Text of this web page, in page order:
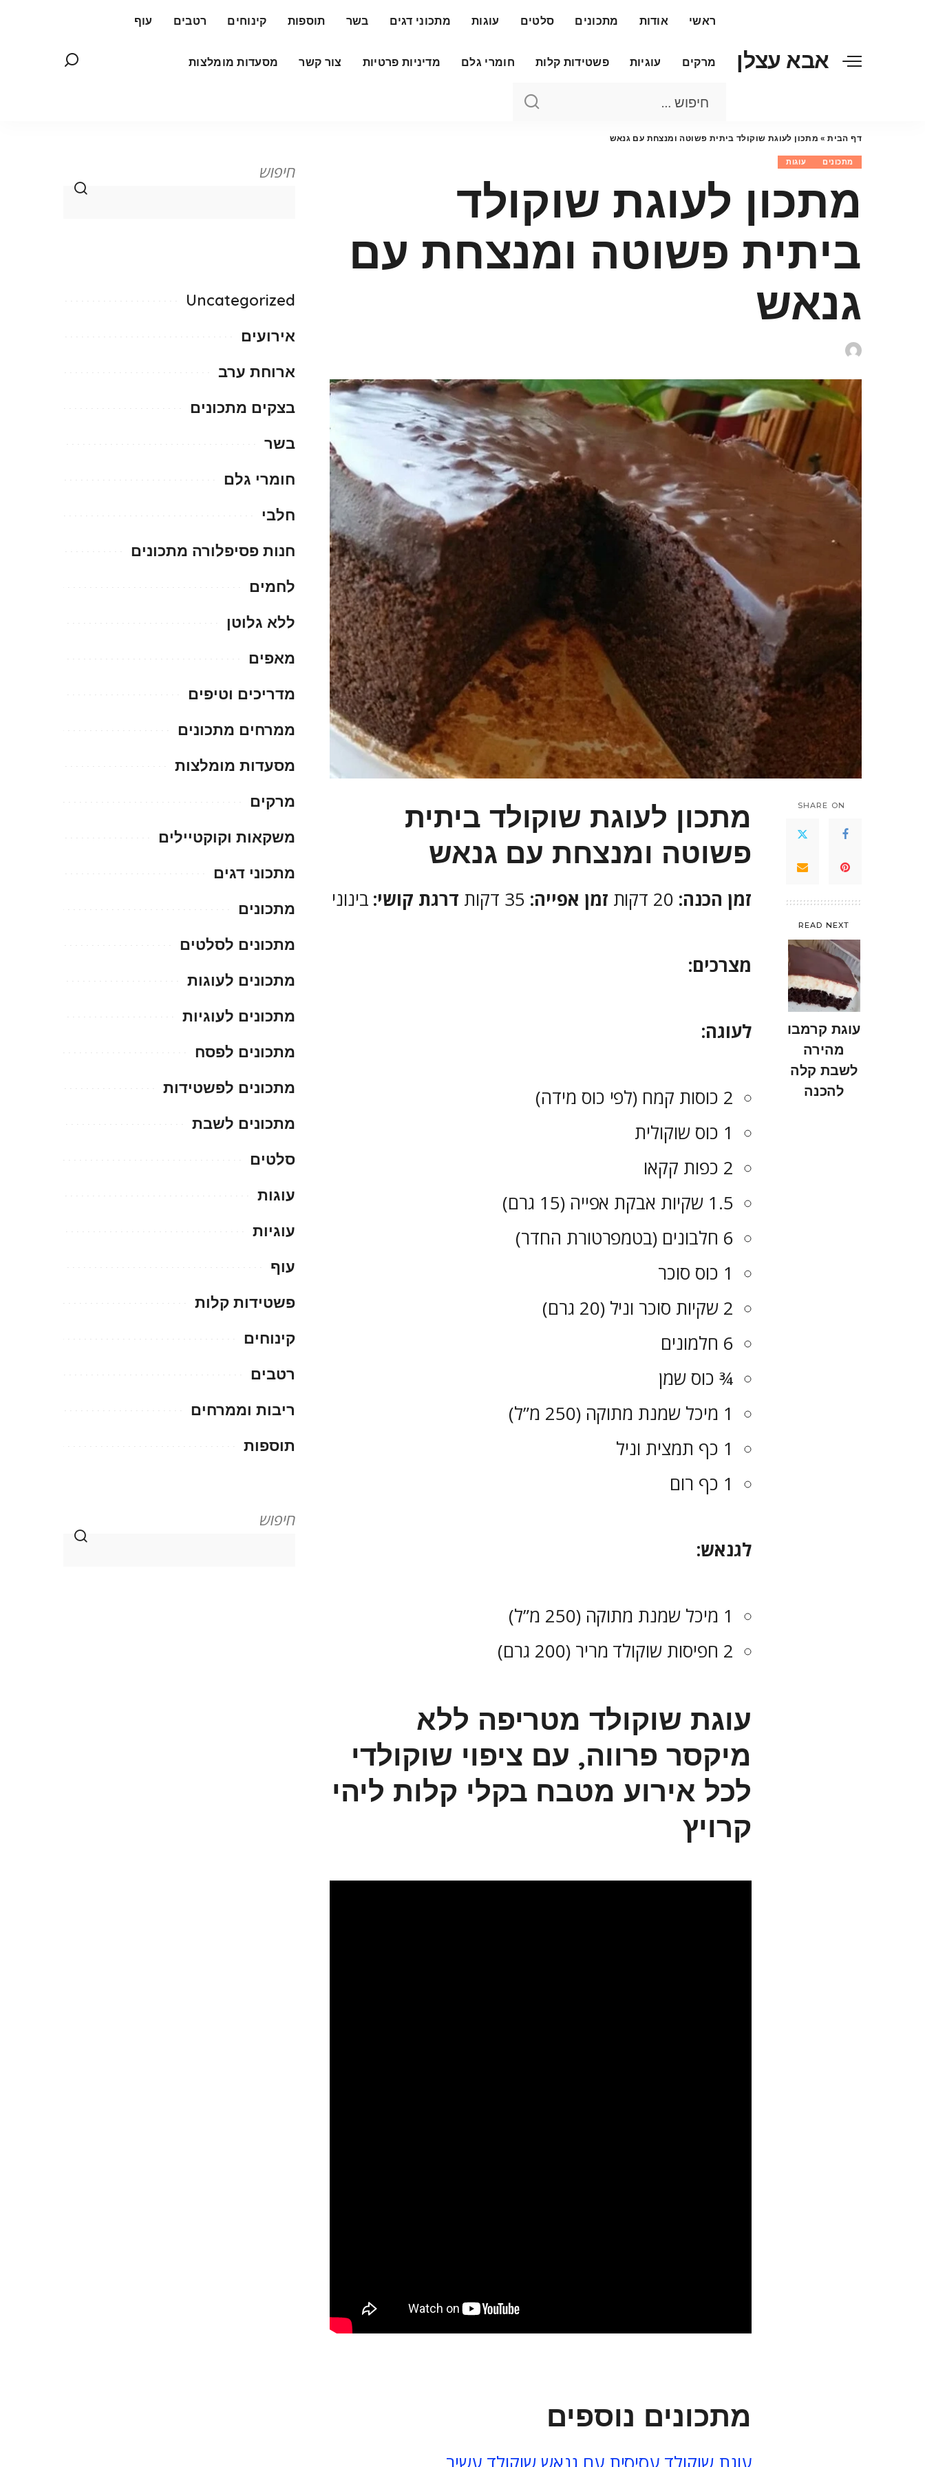
אבא עצלן
ראשי אודות מתכונים סלטים עוגות מתכוני דגים בשר תוספות קינוחים רטבים עוף
מרקים עוגיות פשטידות קלות חומרי גלם מדיניות פרטיות צור קשר מסעדות מומלצות
דף הבית» מתכון לעוגת שוקולד ביתית פשוטה ומנצחת עם גנאש
מתכונים עוגות
מתכון לעוגת שוקולד
ביתית פשוטה ומנצחת עם
גנאש
SHARE ON
READ NEXT
עוגת קרמבו
מהירה
לשבת קלה
להכנה
מתכון לעוגת שוקולד ביתית
פשוטה ומנצחת עם גנאש
זמן הכנה: זמן אפייה: דרגת קושי: בינוני
מצרכים:
לעוגה:
2 כוסות קמח (לפי כוס מידה)
1 כוס שוקולית
2 כפות קקאו
1.5 שקיות אבקת אפייה (15 גרם)
6 חלבונים (בטמפרטורת החדר)
1 כוס סוכר
2 שקיות סוכר וניל (20 גרם)
6 חלמונים
¾ כוס שמן
1 מיכל שמנת מתוקה (250 מ”ל)
1 כף תמצית וניל
1 כף רום
לגנאש:
1 מיכל שמנת מתוקה (250 מ”ל)
2 חפיסות שוקולד מריר (200 גרם)
עוגת שוקולד מטריפה ללא
מיקסר פרווה, עם ציפוי שוקולדי
לכל אירוע מטבח בקלי קלות ליהי
קרויץ
מתכונים נוספים
חיפוש
Uncategorized
אירועים
ארוחת ערב
בצקים מתכונים
בשר
חומרי גלם
חלבי
חנות פסיפלורה מתכונים
לחמים
ללא גלוטן
מאפים
מדריכים וטיפים
ממרחים מתכונים
מסעדות מומלצות
מרקים
משקאות וקוקטיילים
מתכוני דגים
מתכונים
מתכונים לסלטים
מתכונים לעוגות
מתכונים לעוגיות
מתכונים לפסח
מתכונים לפשטידות
מתכונים לשבת
סלטים
עוגות
עוגיות
עוף
פשטידות קלות
קינוחים
רטבים
ריבות וממרחים
תוספות
חיפוש